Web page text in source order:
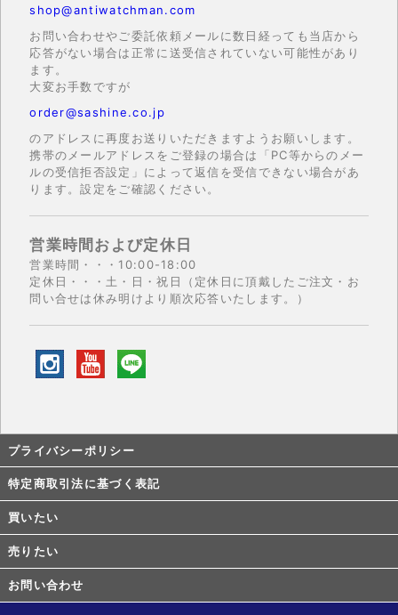
shop@antiwatchman.com
お問い合わせやご委託依頼メールに数日経っても当店から
応答がない場合は正常に送受信されていない可能性があり
ます。
大変お手数ですが
order@sashine.co.jp
のアドレスに再度お送りいただきますようお願いします。
携帯のメールアドレスをご登録の場合は「PC等からのメー
ルの受信拒否設定」によって返信を受信できない場合があ
ります。設定をご確認ください。
営業時間および定休日
営業時間・・・10:00-18:00
定休日・・・土・日・祝日（定休日に頂戴したご注文・お
問い合せは休み明けより順次応答いたします。）
プライバシーポリシー
特定商取引法に基づく表記
買いたい
売りたい
お問い合わせ